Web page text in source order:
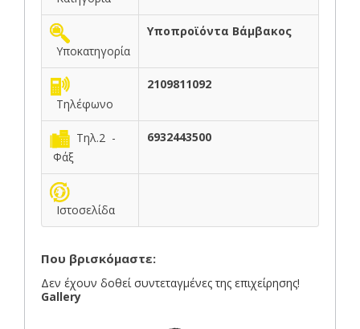
Υποκατηγορία
Υποπροϊόντα Βάμβακος
Τηλέφωνο
2109811092
Τηλ.2 -
Φάξ
6932443500
Ιστοσελίδα
Που βρισκόμαστε:
Δεν έχουν δοθεί συντεταγμένες της επιχείρησης!
Gallery